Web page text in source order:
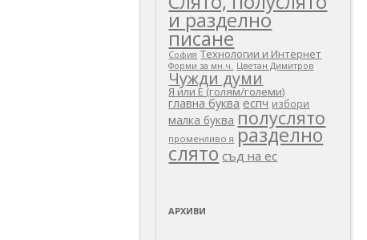
и разделно
писане
София Технологии и Интернет
Форми за мн.ч. Цветан Димитров
Чужди думи
Я или Е (голям/големи)
главна буква еспч избори
малка буква полуслято
променливо я разделно
слято съд на ес
АРХИВИ